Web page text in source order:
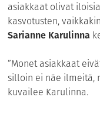
asiakkaat olivat
kasvotusten,
Sarianne Karulinna
”Monet asiakkaat
silloin ei näe ilmeitä,
kuvailee Karulinna.